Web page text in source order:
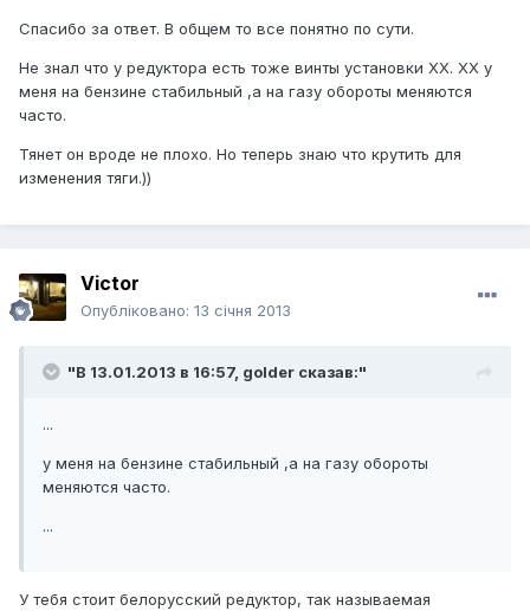
Спасибо за ответ. В общем то все понятно по сути.
Не знал что у редуктора есть тоже винты установки ХХ. ХХ у
меня на бензине стабильный ,а на газу обороты меняются
часто.
Тянет он вроде не плохо. Но теперь знаю что крутить для
изменения тяги.))
Victor
Опубліковано: 13 січня 2013
"В 13.01.2013 в 16:57, golder сказав:"
...
у меня на бензине стабильный ,а на газу обороты
меняются часто.
...
У тебя стоит белорусский редуктор, так называемая